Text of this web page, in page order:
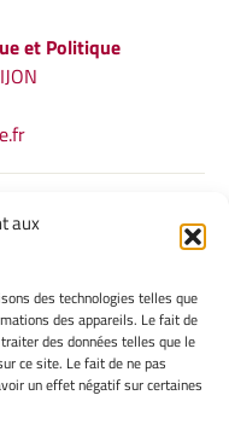
aux
des technologies telles que
des appareils. Le fait de
des données telles que le
ce site. Le fait de ne pas
un effet négatif sur certaines
et Politique